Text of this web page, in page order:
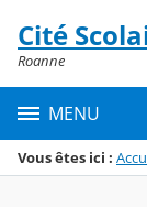
Menu de la
Contenu
Cité
Roanne
MENU
Vous êtes ici :